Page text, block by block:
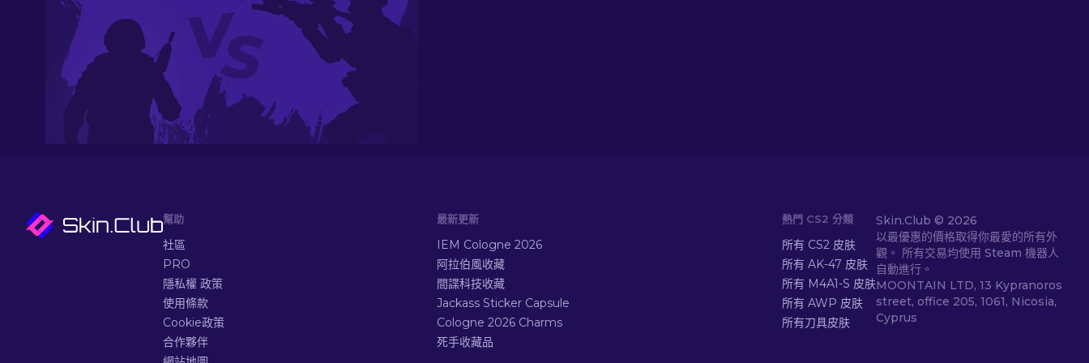
幫助
社區
PRO
隱私權 政策
使用條款
Cookie政策
合作夥伴
最新更新
IEM Cologne 2026
阿拉伯風收藏
間諜科技收藏
Jackass Sticker Capsule
Cologne 2026 Charms
死手收藏品
熱門 CS2 分類
所有 CS2 皮肤
所有 AK-47 皮肤
所有 M4A1-S 皮肤
所有 AWP 皮肤
所有刀具皮肤
Skin.Club © 2026
以最優惠的價格取得你最愛的所有外
觀。 所有交易均使用 Steam 機器人
自動進行。
MOONTAIN LTD, 13 Kypranoros
street, office 205, 1061, Nicosia,
Cyprus